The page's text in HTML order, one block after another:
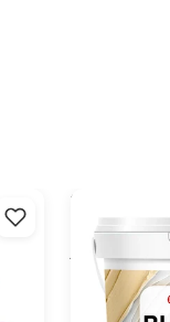
3D reliéfna
jemná